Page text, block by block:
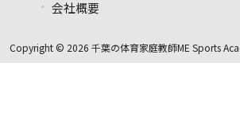
会社概要
Copyright © 2026 千葉の体育家庭教師ME Sports